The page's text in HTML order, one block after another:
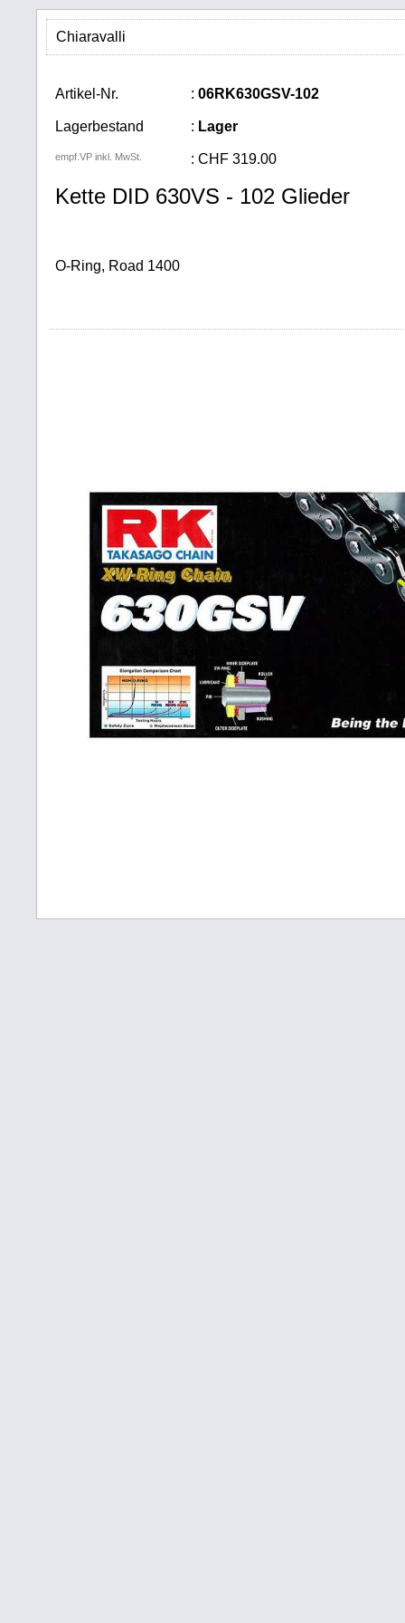
Chiaravalli
Artikel-Nr. : 06RK630GSV-102
Lagerbestand : Lager
empf.VP inkl. MwSt. : CHF 319.00
Kette DID 630VS - 102 Glieder
O-Ring, Road 1400